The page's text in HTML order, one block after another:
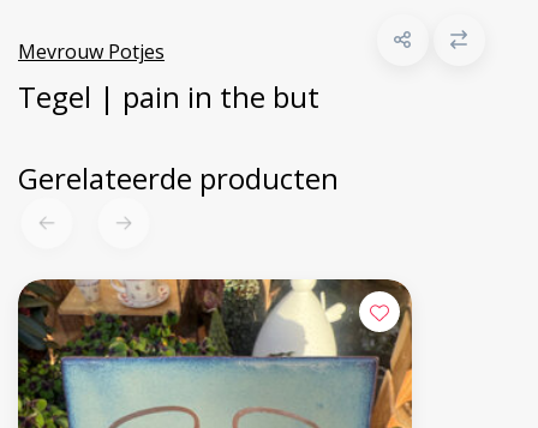
Mevrouw Potjes
Tegel | pain in the but
Gerelateerde producten